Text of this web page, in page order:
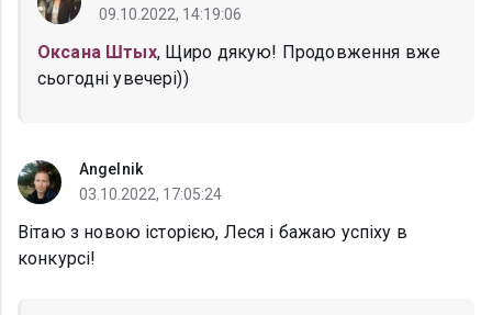
09.10.2022, 14:19:06
Оксана Штых, Щиро дякую! Продовження вже
сьогодні увечері))
Angelnik
03.10.2022, 17:05:24
Вітаю з новою історією, Леся і бажаю успіху в
конкурсі!